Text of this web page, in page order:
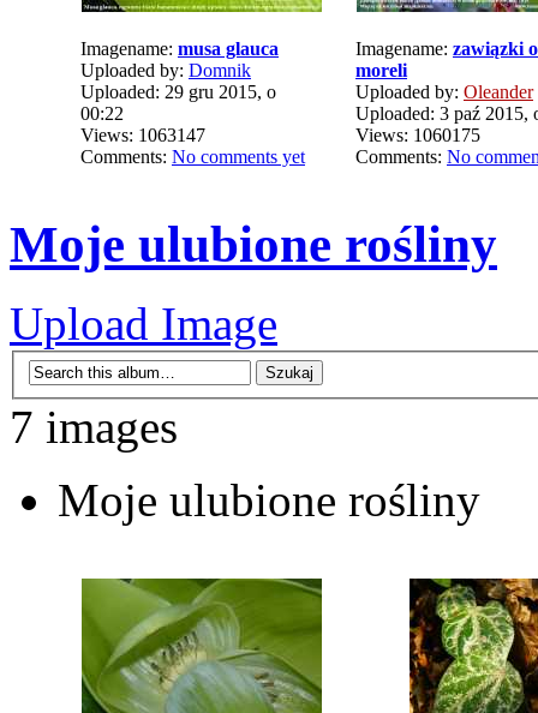
Imagename: musa glauca
Uploaded by: Domnik
Uploaded: 29 gru 2015, o
00:22
Views: 1063147
Comments: No comments yet
Imagename: zawiązki
moreli
Uploaded by: Oleander
Uploaded: 3 paź 2015,
Views: 1060175
Comments: No
Moje ulubione rośliny
Upload Image
7 images
Moje ulubione rośliny